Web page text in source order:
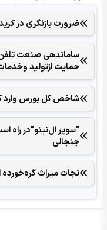
ضرورت بازنگری در
ساماندهی صنعت
حمایت ازتولید
شاخص کل بورس وارد کانال 5.5
"سوپر ال‌نینو"در
جنجالی
نجات میراث گره‌خورده